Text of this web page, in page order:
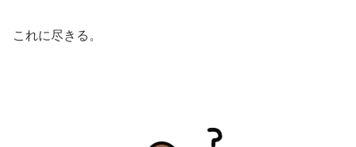
これに尽きる。